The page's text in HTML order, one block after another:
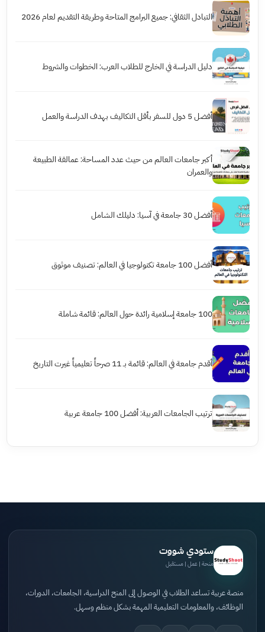
التبادل الثقافي: جميع البرامج المتاحة وطريقة التقديم لعام 2026
دليل الدراسة في الخارج للطلاب العرب: الخطوات والشروط
أفضل 5 دول للسفر بأقل التكاليف بهدف الدراسة والعمل
أكبر جامعات العالم من حيث عدد المساحة: عمالقة الطبيعة
والعمران
أفضل 30 جامعة في آسيا: دليلك الشامل
أفضل 100 جامعة تكنولوجيا في العالم: تصنيف موثوق
100 جامعة إسلامية رائدة حول العالم: قائمة شاملة
أقدم جامعة في العالم: قائمة بـ 11 صرحاً تعليمياً غيرت التاريخ
ترتيب الجامعات العربية: أفضل 100 جامعة عربية
ستودي شووت
منحة | عمل | مستقبل
منصة عربية تساعد الطلاب في الوصول إلى المنح الدراسية، الجامعات، الدورات،
الوظائف، والمعلومات التعليمية المهمة بشكل منظم وسهل.